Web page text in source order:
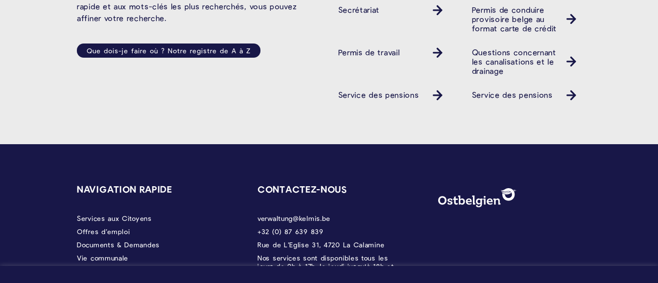
rapide et aux mots-clés les plus recherchés, vous pouvez
affiner votre recherche.
Que dois-je faire où ? Notre registre de A à Z
Secrétariat
Permis de conduire
provisoire belge au
format carte de crédit
Permis de travail
Questions concernant
les canalisations et le
drainage
Service des pensions Service des pensions
NAVIGATION RAPIDE
Services aux Citoyens
Offres d’emploi
Documents & Demandes
Vie communale
CONTACTEZ-NOUS
verwaltung@kelmis.be
+32 (0) 87 639 839
Rue de L’Eglise 31, 4720 La Calamine
Nos services sont disponibles tous les
jours de 9h à 17h, le jeudi jusqu'à 18h et
PROTECTION DES DONNÉES,